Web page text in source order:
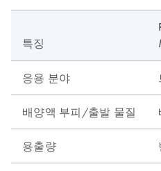
특징
응용 분야
배양액 부피/출발 물질
용출량